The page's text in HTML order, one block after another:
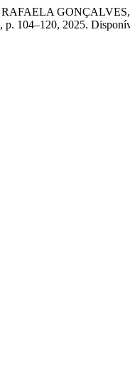
GONÇALVES,
p. 104–120, 2025.